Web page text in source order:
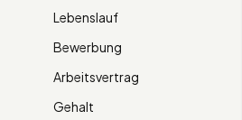
Lebenslauf
Bewerbung
Arbeitsvertrag
Gehalt